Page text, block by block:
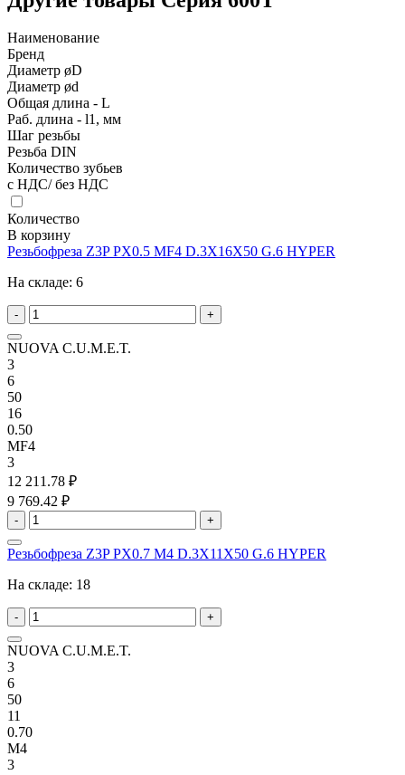
Наименование
Бренд
Диаметр øD
Диаметр ød
Общая длина - L
Раб. длина - l1, мм
Шаг резьбы
Резьба DIN
Количество зубьев
с НДС/ без НДС
Количество
В корзину
Резьбофреза Z3P PX0.5 MF4 D.3X16X50 G.6 HYPER
На складе: 6
- +
NUOVA C.U.M.E.T.
3
6
50
16
0.50
MF4
3
12 211.78 ₽
9 769.42 ₽
- +
Резьбофреза Z3P PX0.7 M4 D.3X11X50 G.6 HYPER
На складе: 18
- +
NUOVA C.U.M.E.T.
3
6
50
11
0.70
M4
3